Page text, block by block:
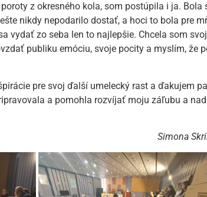
z okresného kola, som postúpila i ja. Bola
nikdy nepodarilo dostať, a hoci to bola pre
vydať zo seba len to najlepšie. Chcela som
publiku emóciu, svoje pocity a myslím, že
pre svoj ďalší umelecký rast a ďakujem
a pomohla rozvíjať moju záľubu a
Simona